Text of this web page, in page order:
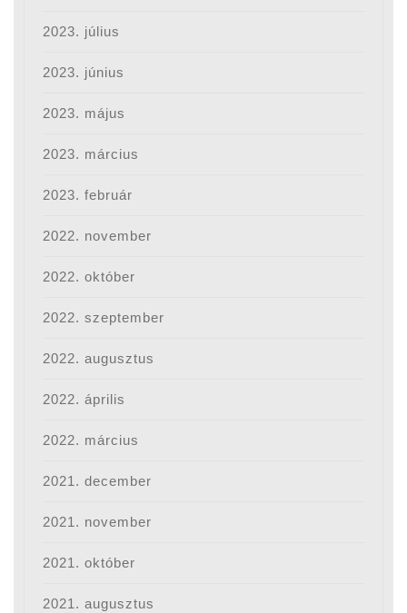
2023. július
2023. június
2023. május
2023. március
2023. február
2022. november
2022. október
2022. szeptember
2022. augusztus
2022. április
2022. március
2021. december
2021. november
2021. október
2021. augusztus